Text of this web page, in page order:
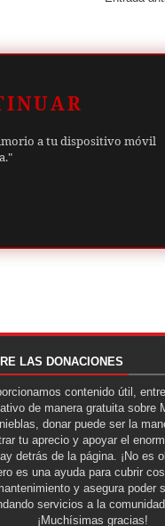
a tu dispositivo móvil
LAS DONACIONES
contenido útil,
de manera gratuita sobre
donar puede ser la
tu aprecio y apoyar el
detrás de la página. ¡No es
es una ayuda para cubrir
y asegura poder
servicios a la comunidad
¡Muchísimas gracias!